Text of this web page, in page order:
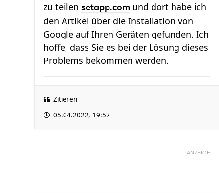
zu teilen setapp.com und dort habe ich
den Artikel über die Installation von
Google auf Ihren Geräten gefunden. Ich
hoffe, dass Sie es bei der Lösung dieses
Problems bekommen werden.
Zitieren
05.04.2022, 19:57
ANZEIGE